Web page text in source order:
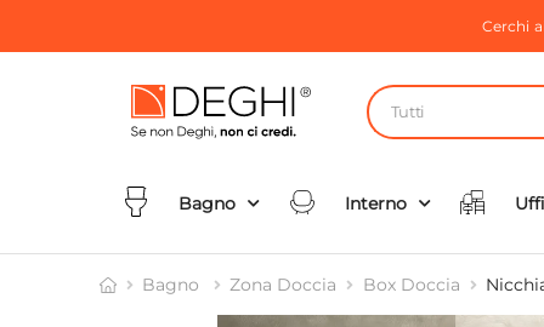
Cerchi
Tutti
Bagno Interno
Bagno Zona Doccia Box Doccia